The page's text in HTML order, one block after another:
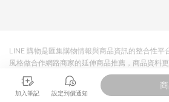
加入筆記 設定到價通知
LINE 購物是匯集購物情報與商品資訊的整合性平
風格做合作網路商家的延伸商品推薦，商品資料
商品至各合作網路商家，確認現售價與購物條件
準。